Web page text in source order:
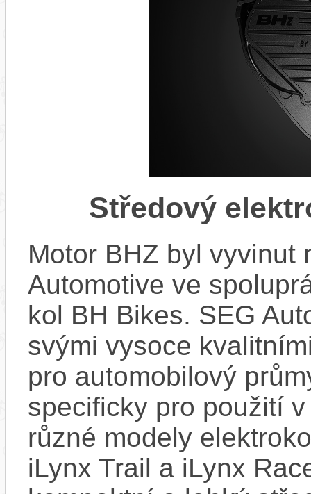
Středový
Motor BHZ byl vyvinut
Automotive ve
kol BH Bikes. SEG
svými vysoce
pro automobilový
specificky pro použití
různé modely
iLynx Trail a iLynx